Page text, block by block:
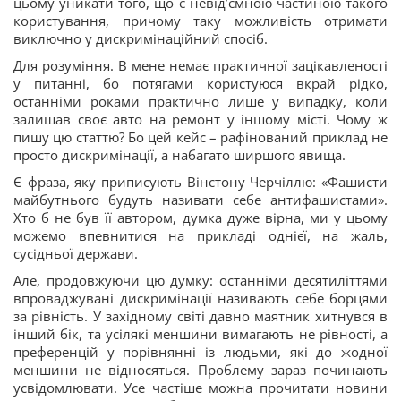
користування, причому таку можливість отримати
виключно у дискримінаційний спосіб.
Для розуміння. В мене немає практичної зацікавленості
у питанні, бо потягами користуюся вкрай рідко,
останніми роками практично лише у випадку, коли
залишав своє авто на ремонт у іншому місті. Чому ж
пишу цю статтю? Бо цей кейс – рафінований приклад не
просто дискримінації, а набагато ширшого явища.
Є фраза, яку приписують Вінстону Черчіллю: «Фашисти
майбутнього будуть називати себе антифашистами».
Хто б не був її автором, думка дуже вірна, ми у цьому
можемо впевнитися на прикладі однієї, на жаль,
сусідньої держави.
Але, продовжуючи цю думку: останніми десятиліттями
впроваджувані дискримінації називають себе борцями
за рівність. У західному світі давно маятник хитнувся в
інший бік, та усілякі меншини вимагають не рівності, а
преференцій у порівнянні із людьми, які до жодної
меншини не відносяться. Проблему зараз починають
усвідомлювати. Усе частіше можна прочитати новини